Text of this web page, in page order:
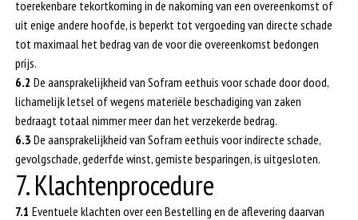
toerekenbare tekortkoming in de nakoming van een overeenkomst of
uit enige andere hoofde, is beperkt tot vergoeding van directe schade
tot maximaal het bedrag van de voor die overeenkomst bedongen
prijs.
6.2 De aansprakelijkheid van Sofram eethuis voor schade door dood,
lichamelijk letsel of wegens materiële beschadiging van zaken
bedraagt totaal nimmer meer dan het verzekerde bedrag.
6.3 De aansprakelijkheid van Sofram eethuis voor indirecte schade,
gevolgschade, gederfde winst, gemiste besparingen, is uitgesloten.
7. Klachtenprocedure
7.1 Eventuele klachten over een Bestelling en de aflevering daarvan